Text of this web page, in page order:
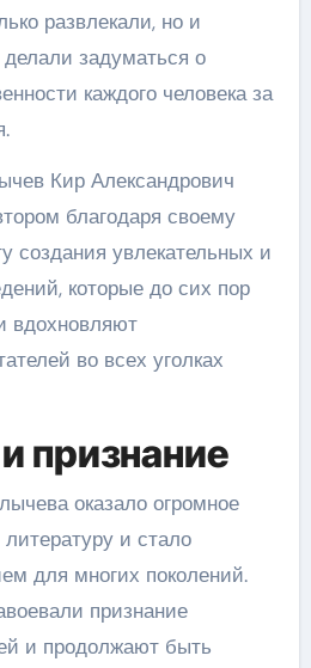
развлекали, но и
задуматься о
каждого человека за
Кир Александрович
благодаря своему
создания увлекательных и
которые до сих пор
вдохновляют
во всех уголках
признание
оказало огромное
и стало
для многих поколений.
признание
и продолжают быть